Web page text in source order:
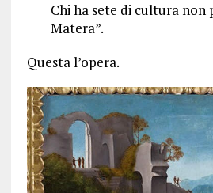
Chi ha sete di cultura non
Matera”.
Questa l’opera.